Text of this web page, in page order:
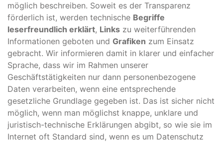
möglich beschreiben. Soweit es der Transparenz
förderlich ist, werden technische Begriffe
leserfreundlich erklärt, Links zu weiterführenden
Informationen geboten und Grafiken zum Einsatz
gebracht. Wir informieren damit in klarer und einfacher
Sprache, dass wir im Rahmen unserer
Geschäftstätigkeiten nur dann personenbezogene
Daten verarbeiten, wenn eine entsprechende
gesetzliche Grundlage gegeben ist. Das ist sicher nicht
möglich, wenn man möglichst knappe, unklare und
juristisch-technische Erklärungen abgibt, so wie sie im
Internet oft Standard sind, wenn es um Datenschutz